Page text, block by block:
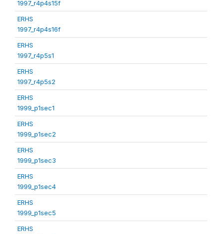
1997_r4p4s15f
ERHS
1997_r4p4s16f
ERHS
1997_r4p5s1
ERHS
1997_r4p5s2
ERHS
1999_p1sec1
ERHS
1999_p1sec2
ERHS
1999_p1sec3
ERHS
1999_p1sec4
ERHS
1999_p1sec5
ERHS